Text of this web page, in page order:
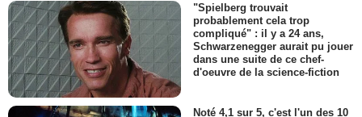
"Spielberg trouvait
probablement cela trop
compliqué" : il y a 24 ans,
Schwarzenegger aurait pu jouer
dans une suite de ce chef-
d'oeuvre de la science-fiction
Noté 4,1 sur 5, c'est l'un des 10